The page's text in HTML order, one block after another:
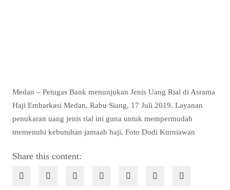
Medan – Petugas Bank menunjukan Jenis Uang Rial di Asrama
Haji Embarkasi Medan, Rabu Siang, 17 Juli 2019. Layanan
penukaran uang jenis rial ini guna untuk mempermudah
memenuhi kebutuhan jamaah haji. Foto Dodi Kurniawan
Share this content: